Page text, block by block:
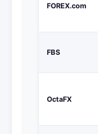
FOREX.com
FBS
OctaFX